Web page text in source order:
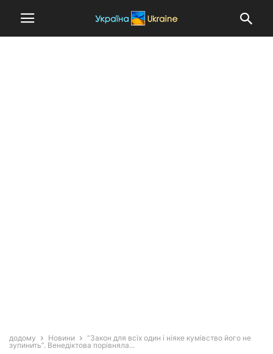
додому Новини
“Закон для всіх один і ніяке кумівство його не
зупинить”. Венедіктова порівняла...